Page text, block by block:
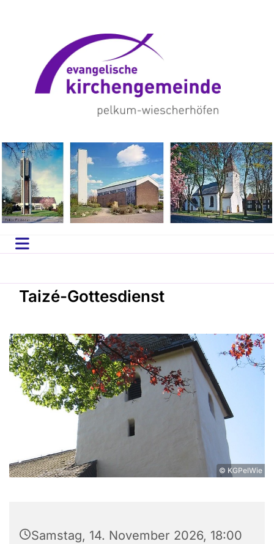
Taizé-Gottesdienst
© KGPelWie
Samstag, 14. November 2026, 18:00